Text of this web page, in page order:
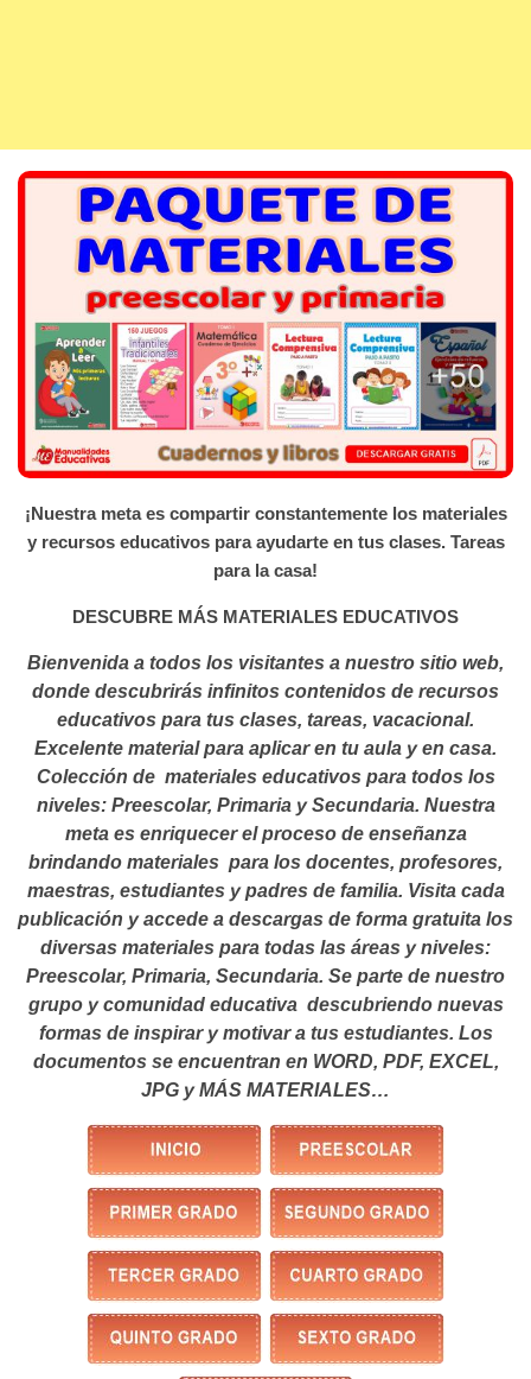
¡Nuestra meta es compartir constantemente los materiales
y recursos educativos para ayudarte en tus clases. Tareas
para la casa!
DESCUBRE MÁS MATERIALES EDUCATIVOS
Bienvenida a todos los visitantes a nuestro sitio web,
donde descubrirás infinitos contenidos de recursos
educativos para tus clases, tareas, vacacional.
Excelente material para aplicar en tu aula y en casa.
Colección de materiales educativos para todos los
niveles: Preescolar, Primaria y Secundaria. Nuestra
meta es enriquecer el proceso de enseñanza
brindando materiales para los docentes, profesores,
maestras, estudiantes y padres de familia. Visita cada
publicación y accede a descargas de forma gratuita los
diversas materiales para todas las áreas y niveles:
Preescolar, Primaria, Secundaria. Se parte de nuestro
grupo y comunidad educativa descubriendo nuevas
formas de inspirar y motivar a tus estudiantes. Los
documentos se encuentran en WORD, PDF, EXCEL,
JPG y MÁS MATERIALES…